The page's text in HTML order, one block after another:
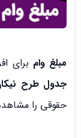
مبلغ وام برای
جدول طرح
حقوقی را